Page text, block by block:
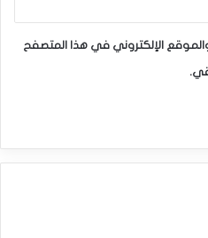
الإلكتروني في هذا المتصفح